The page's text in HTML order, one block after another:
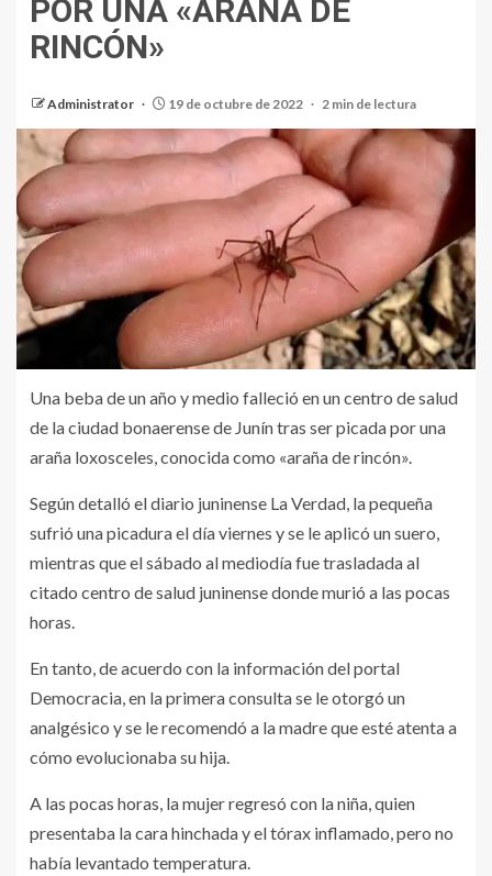
POR UNA «ARAÑA DE
RINCÓN»
Administrator 19 de octubre de 2022 2 min de lectura
Una beba de un año y medio falleció en un centro de salud
de la ciudad bonaerense de Junín tras ser picada por una
araña loxosceles, conocida como «araña de rincón».
Según detalló el diario juninense La Verdad, la pequeña
sufrió una picadura el día viernes y se le aplicó un suero,
mientras que el sábado al mediodía fue trasladada al
citado centro de salud juninense donde murió a las pocas
horas.
En tanto, de acuerdo con la información del portal
Democracia, en la primera consulta se le otorgó un
analgésico y se le recomendó a la madre que esté atenta a
cómo evolucionaba su hija.
A las pocas horas, la mujer regresó con la niña, quien
presentaba la cara hinchada y el tórax inflamado, pero no
había levantado temperatura.